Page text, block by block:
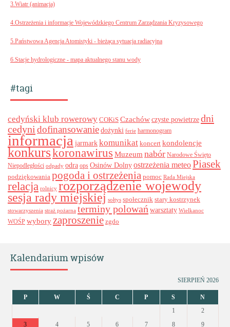
3.Wiatr (animacja)
4.Ostrzeżenia i informacje Wojewódzkiego Centrum Zarządzania Kryzysowego
5.Państwowa Agencja Atomistyki - bieżąca sytuacja radiacyjna
6.Stacje hydrologiczne - mapa aktualnego stanu wody
#tagi
cedyński klub rowerowy COKiS Czachówczyste powietrzedni
cedyni dofinansowanie dożynki ferie harmonogram
informacja jarmark komunikat koncert kondolencje
konkurskoronawirus Muzeumnabór Narodowe Święto
Niepodległości odpady odra ops Osinów Dolnyostrzeżenia meteoPiasek
podziękowania pogoda i ostrzeżenia pomoc Rada Miejska
relacja rolnicy rozporządzenie wojewody
sesja rady miejskiej sołtys społecznik stary kostrzynek
stowarzyszenia straż pożarna terminy polowań warsztaty Wielkanoc
WOŚP wyboryzaproszenie zgdo
Kalendarium wpisów
SIERPIEŃ 2026
P W Ś C P S
N
1
2
3
4 5 6 7 8 9